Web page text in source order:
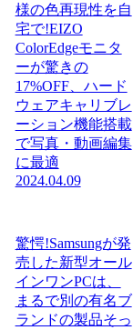
様の色再現性を自
宅で!EIZO
ColorEdgeモニタ
ーが驚きの
17%OFF、ハード
ウェアキャリブレ
ーション機能搭載
で写真・動画編集
に最適
2024.04.09
驚愕!Samsungが発
売した新型オール
インワンPCは、
まるで別の有名ブ
ランドの製品そっ